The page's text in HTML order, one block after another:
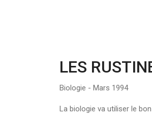
LES
Biologie - Mars 1994
La biologie va utiliser le